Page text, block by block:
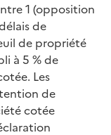
1 (opposition
de
de propriété
à 5 % de
Les
de
cotée